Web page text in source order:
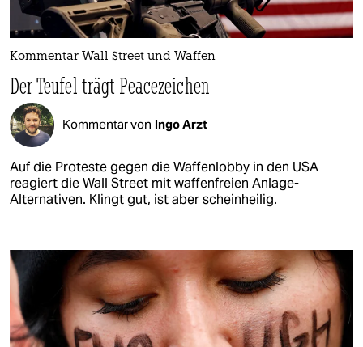
Kommentar Wall Street und Waffen
Der Teufel trägt Peacezeichen
Kommentar von Ingo Arzt
Auf die Proteste gegen die Waffenlobby in den USA
reagiert die Wall Street mit waffenfreien Anlage-
Alternativen. Klingt gut, ist aber scheinheilig.